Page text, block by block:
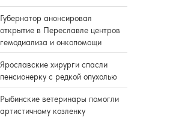
Губернатор анонсировал
открытие в Переславле центров
гемодиализа и онкопомощи
Ярославские хирурги спасли
пенсионерку с редкой опухолью
Рыбинские ветеринары помогли
артистичному козленку